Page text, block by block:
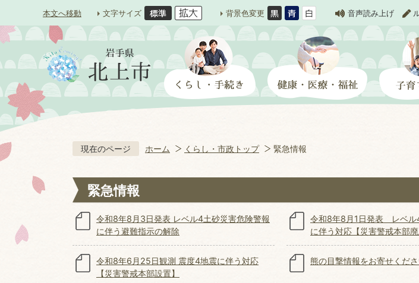
本文へ移動 文字サイズ 背景色変更 音声読み上げ
現在のページ ホーム くらし・市政トップ 緊急情報
緊急情報
令和8年8月3日発表 レベル4土砂災害危険警報
に伴う避難指示の解除
令和8年8月1日発表 レベル
に伴う対応【災害警戒本部廃
令和8年6月25日観測 震度4地震に伴う対応
【災害警戒本部設置】
熊の目撃情報をお寄せくだ